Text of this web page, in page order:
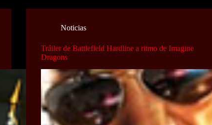
Noticias
Tráiler de Battlefield Hardline a ritmo de Imagine
Dragons